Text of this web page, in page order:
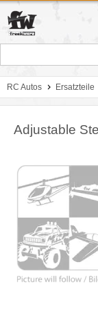
RC Autos Ersatzteile
Adjustable